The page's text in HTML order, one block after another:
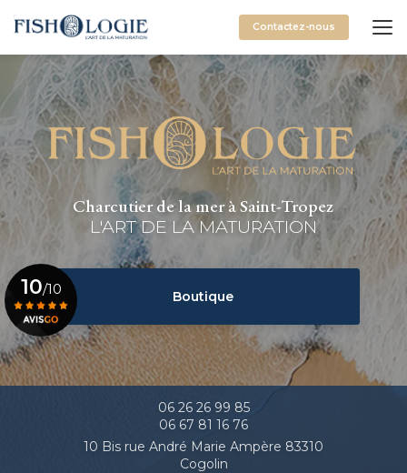
au
principal
Contactez-nous
Charcutier de la mer à Saint-Tropez
L'ART DE LA MATURATION
Boutique
06 26 26 99 85
06 67 81 16 76
10 Bis rue André Marie Ampère 83310
Cogolin
10/10
Voir le certificat